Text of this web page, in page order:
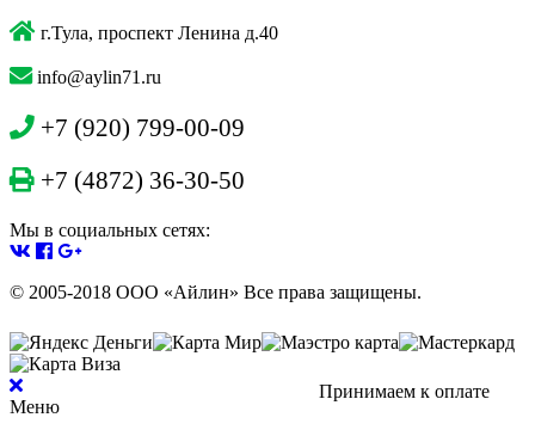
г.Тула, проспект Ленина д.40
info@aylin71.ru
+7 (920) 799-00-09
+7 (4872) 36-30-50
Мы в социальных сетях:
© 2005-2018 ООО «Айлин» Все права защищены.
Принимаем к оплате
Меню